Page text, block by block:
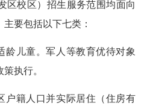
区校区）招生服务范围均面向
要包括以下七类：
儿童。军人等教育优待对象
执行。
籍人口并实际居住（住房有